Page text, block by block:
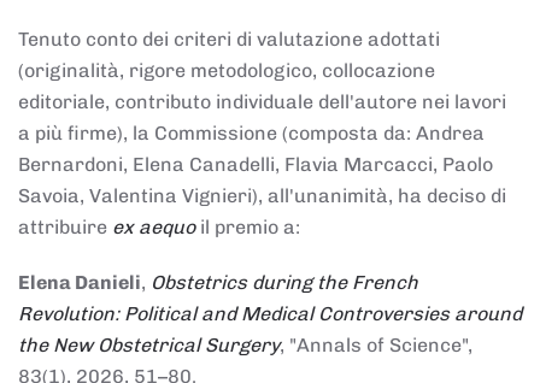
Tenuto conto dei criteri di valutazione adottati
(originalità, rigore metodologico, collocazione
editoriale, contributo individuale dell'autore nei lavori
a più firme), la Commissione (composta da: Andrea
Bernardoni, Elena Canadelli, Flavia Marcacci, Paolo
Savoia, Valentina Vignieri), all'unanimità, ha deciso di
attribuire ex aequoil premio a:
Elena Danieli, Obstetrics during the French
Revolution: Political and Medical Controversies around
the New Obstetrical Surgery, "Annals of Science",
83(1), 2026, 51–80.